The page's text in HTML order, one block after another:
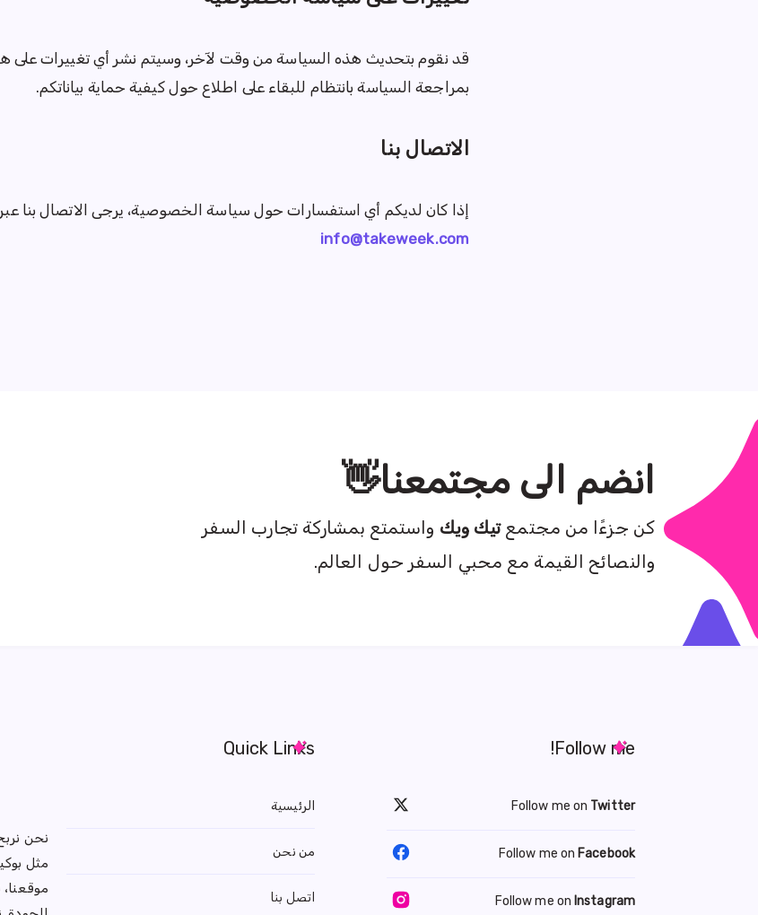
قد نقوم بتحديث هذه السياسة من وقت لآخر، وسيتم نشر أي تغييرات
بمراجعة السياسة بانتظام للبقاء على اطلاع حول كيفية حماية بياناتكم.
الاتصال بنا
إذا كان لديكم أي استفسارات حول سياسة الخصوصية، يرجى الاتصال بنا عبر
info@takeweek.com
انضم الى مجتمعنا👋
كن جزءًا من مجتمع تيك ويك واستمتع بمشاركة تجارب السفر
والنصائح القيمة مع محبي السفر حول العالم.
Follow me!
Follow me on Twitter
Follow me on Facebook
Follow me on Instagram
Quick Links
الرئيسية
من نحن
اتصل بنا
نحن
مثل